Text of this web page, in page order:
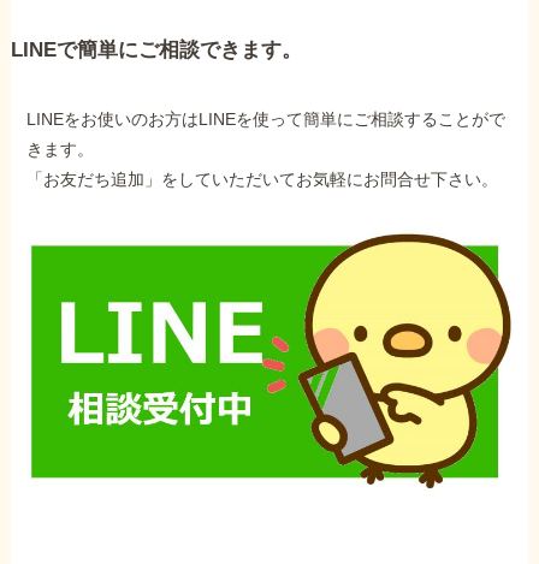
LINEで簡単にご相談できます。
LINEをお使いのお方はLINEを使って簡単にご相談することがで
きます。
「お友だち追加」をしていただいてお気軽にお問合せ下さい。